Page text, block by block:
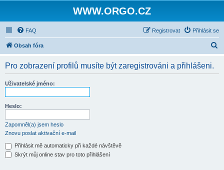
WWW.ORGO.CZ
FAQ Přihlásit se
Registrovat
Obsah fóra
Pro zobrazení profilů musíte být zaregistrováni a přihlášeni.
Uživatelské jméno:
Heslo:
Zapomněl(a) jsem heslo
Znovu poslat aktivační e-mail
Přihlásit mě automaticky při každé návštěvě
Skrýt můj online stav pro toto přihlášení